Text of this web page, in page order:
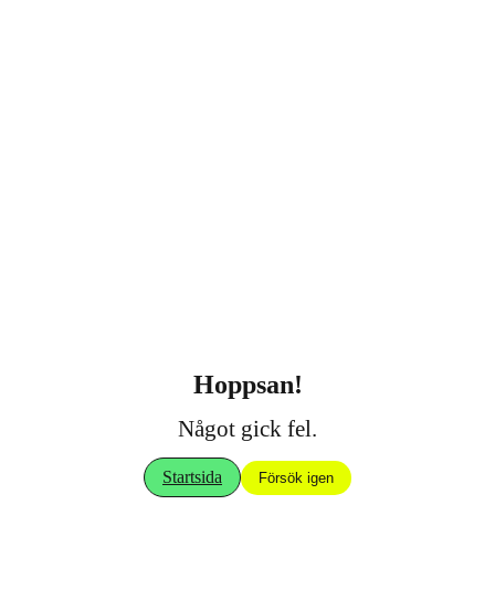
Hoppsan!
Något gick fel.
Startsida Försök igen